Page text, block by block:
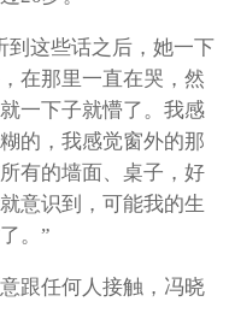
到这些话之后，她一下
在那里一直在哭，然
一下子就懵了。我感
的，我感觉窗外的那
有的墙面、桌子，好
意识到，可能我的生
。”
跟任何人接触，冯晓